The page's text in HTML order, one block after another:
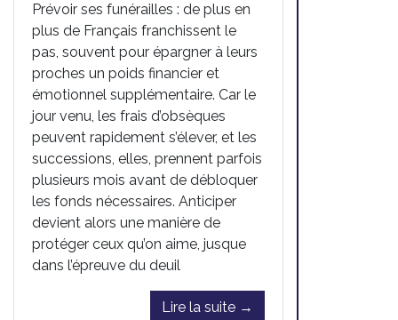
Prévoir ses funérailles : de plus en
plus de Français franchissent le
pas, souvent pour épargner à leurs
proches un poids financier et
émotionnel supplémentaire. Car le
jour venu, les frais d’obsèques
peuvent rapidement s’élever, et les
successions, elles, prennent parfois
plusieurs mois avant de débloquer
les fonds nécessaires. Anticiper
devient alors une manière de
protéger ceux qu’on aime, jusque
dans l’épreuve du deuil
Lire la suite →